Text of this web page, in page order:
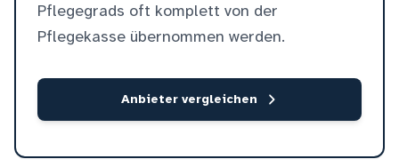
Pflegegrads oft komplett von der
Pflegekasse übernommen werden.
Anbieter vergleichen